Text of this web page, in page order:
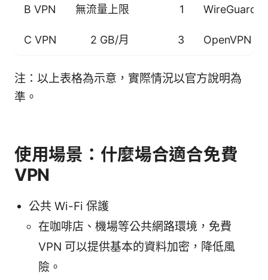
B VPN 無流量上限 1 WireGuard
C VPN 2 GB/月 3 OpenVPN
注：以上表格為示意，實際情況以官方說明為
準。
使用場景：什麼場合適合免費
VPN
公共 Wi-Fi 保護
在咖啡店、機場等公共網路環境，免費
VPN 可以提供基本的資料加密，降低風
險。